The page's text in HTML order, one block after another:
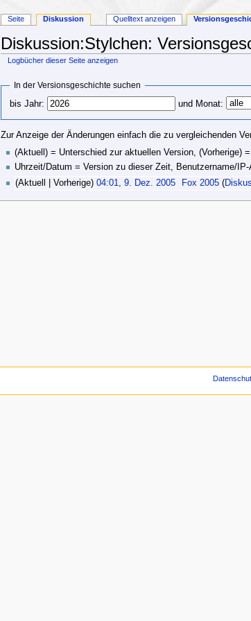
Diskussion:Stylchen:
Logbücher dieser Seite anzeigen
In der Versionsgeschichte suchen
bis Jahr:
und Monat:
Zur Anzeige der Änderungen einfach die zu vergleichenden
(Aktuell) = Unterschied zur aktuellen Version, (Vorherige)
Uhrzeit/Datum = Version zu dieser Zeit, Benutzername/
(Aktuell | Vorherige) 04:01, 9. Dez. 2005‎ Fox 2005 (
Seite Diskussion Quelltext anzeigen